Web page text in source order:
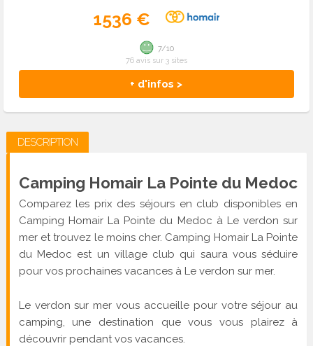
1536 €
+ d'infos >
7/10
76 avis sur 3 sites
DESCRIPTION
Camping Homair La Pointe du Medoc
Comparez les prix des séjours en club disponibles en
Camping Homair La Pointe du Medoc à Le verdon sur
mer et trouvez le moins cher. Camping Homair La Pointe
du Medoc est un village club qui saura vous séduire
pour vos prochaines vacances à Le verdon sur mer.
Le verdon sur mer vous accueille pour votre séjour au
camping, une destination que vous vous plairez à
découvrir pendant vos vacances.